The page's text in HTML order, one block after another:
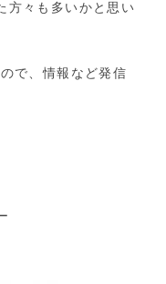
方々も多いかと思い
で、情報など発信